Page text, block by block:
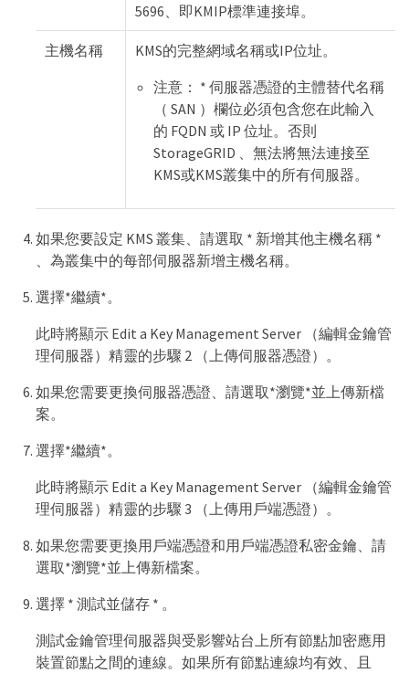
5696、即KMIP標準連接埠。
主機名稱
KMS的完整網域名稱或IP位址。
注意： * 伺服器憑證的主體替代名稱
（ SAN ）欄位必須包含您在此輸入
的 FQDN 或 IP 位址。否則
StorageGRID 、無法將無法連接至
KMS或KMS叢集中的所有伺服器。
如果您要設定 KMS 叢集、請選取 * 新增其他主機名稱 *
、為叢集中的每部伺服器新增主機名稱。
選擇*繼續*。
此時將顯示 Edit a Key Management Server （編輯金鑰管
理伺服器）精靈的步驟 2 （上傳伺服器憑證）。
如果您需要更換伺服器憑證、請選取*瀏覽*並上傳新檔
案。
選擇*繼續*。
此時將顯示 Edit a Key Management Server （編輯金鑰管
理伺服器）精靈的步驟 3 （上傳用戶端憑證）。
如果您需要更換用戶端憑證和用戶端憑證私密金鑰、請
選取*瀏覽*並上傳新檔案。
選擇 * 測試並儲存 * 。
測試金鑰管理伺服器與受影響站台上所有節點加密應用
裝置節點之間的連線。如果所有節點連線均有效、且